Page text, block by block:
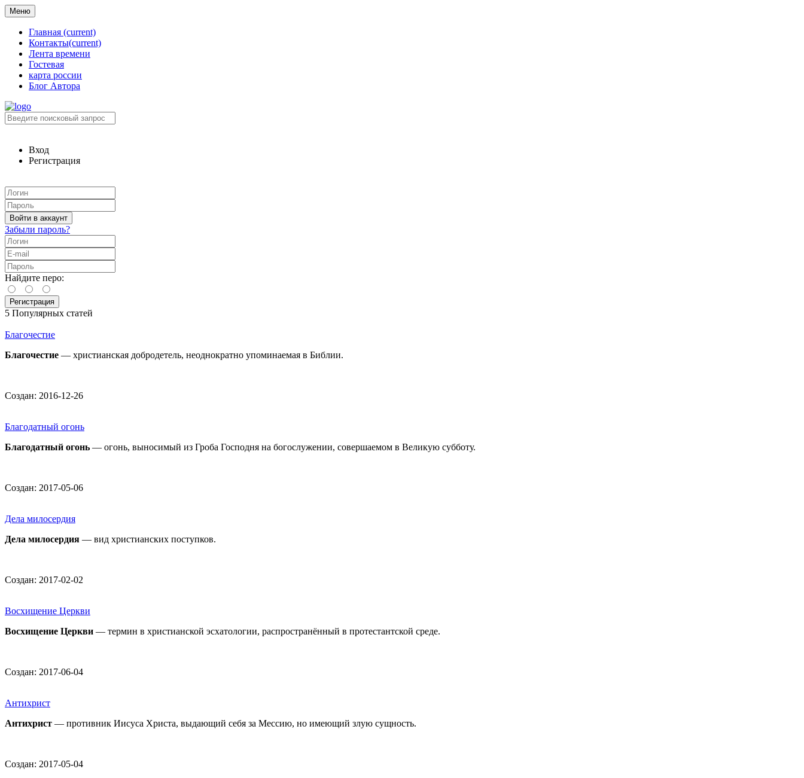
Меню
Главная (current)
Контакты(current)
Лента времени
Гостевая
карта россии
Блог Автора
Вход
Регистрация
Забыли пароль?
Найдите перо:
5 Популярных статей
Благочестие
Благочестие — христианская добродетель, неоднократно упоминаемая в Библии.
Создан: 2016-12-26
Благодатный огонь
Благодатный огонь — огонь, выносимый из Гроба Господня на богослужении, совершаемом в Великую субботу.
Создан: 2017-05-06
Дела милосердия
Дела милосердия — вид христианских поступков.
Создан: 2017-02-02
Восхищение Церкви
Восхищение Церкви — термин в христианской эсхатологии, распространённый в протестантской среде.
Создан: 2017-06-04
Антихрист
Антихрист — противник Иисуса Христа, выдающий себя за Мессию, но имеющий злую сущность.
Создан: 2017-05-04